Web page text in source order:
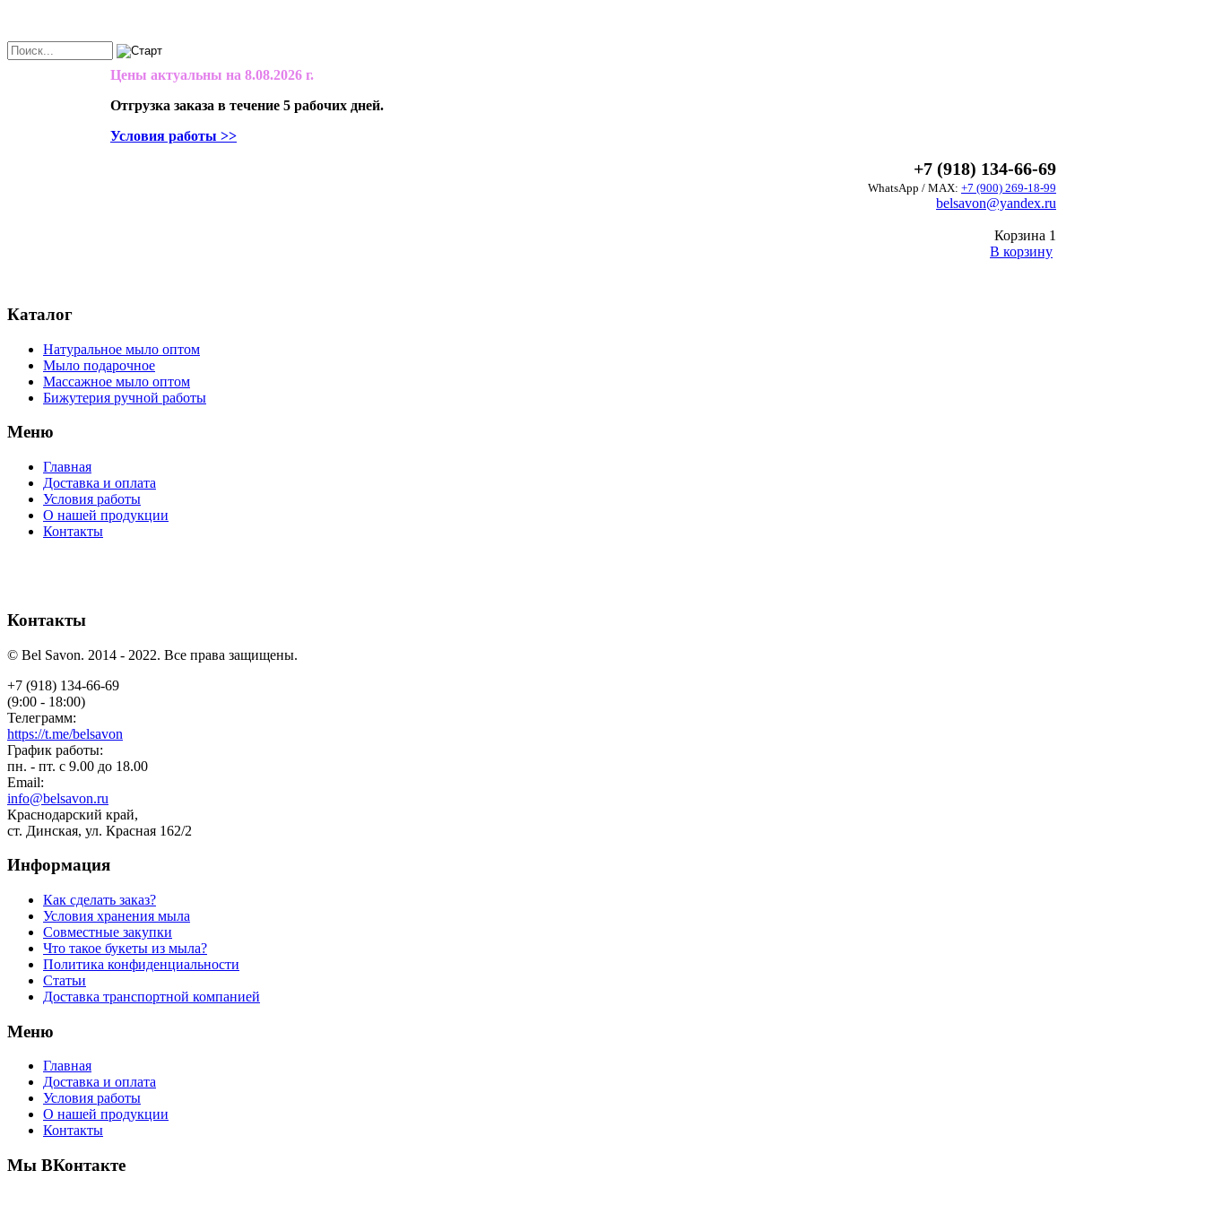
Цены актуальны на 8.08.2026 г.
Отгрузка заказа в течение 5 рабочих дней.
Условия работы >>
+7 (918) 134-66-69
WhatsApp / MAX: +7 (900) 269-18-99
belsavon@yandex.ru
Корзина 1
В корзину
Каталог
Натуральное мыло оптом
Мыло подарочное
Массажное мыло оптом
Бижутерия ручной работы
Меню
Главная
Доставка и оплата
Условия работы
О нашей продукции
Контакты
Контакты
© Bel Savon. 2014 - 2022. Все права защищены.
+7 (918) 134-66-69
(9:00 - 18:00)
Телеграмм:
https://t.me/belsavon
График работы:
пн. - пт. с 9.00 до 18.00
Email:
info@belsavon.ru
Краснодарский край,
ст. Динская, ул. Красная 162/2
Информация
Как сделать заказ?
Условия хранения мыла
Совместные закупки
Что такое букеты из мыла?
Политика конфиденциальности
Статьи
Доставка транспортной компанией
Меню
Главная
Доставка и оплата
Условия работы
О нашей продукции
Контакты
Мы ВКонтакте